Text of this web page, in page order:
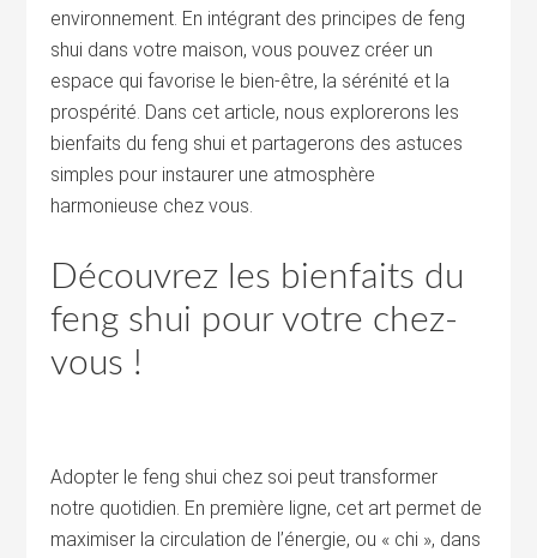
environnement. En intégrant des principes de feng
shui dans votre maison, vous pouvez créer un
espace qui favorise le bien-être, la sérénité et la
prospérité. Dans cet article, nous explorerons les
bienfaits du feng shui et partagerons des astuces
simples pour instaurer une atmosphère
harmonieuse chez vous.
Découvrez les bienfaits du
feng shui pour votre chez-
vous !
Adopter le feng shui chez soi peut transformer
notre quotidien. En première ligne, cet art permet de
maximiser la circulation de l’énergie, ou « chi », dans